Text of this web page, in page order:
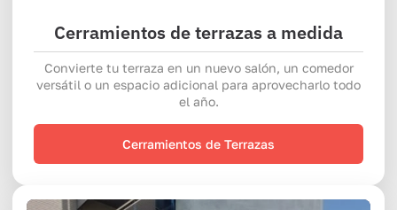
Cerramientos de terrazas a medida
Convierte tu terraza en un nuevo salón, un comedor
versátil o un espacio adicional para aprovecharlo todo
el año.
Cerramientos de Terrazas